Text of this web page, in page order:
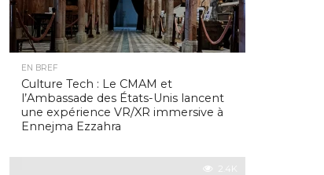
EN BREF
Culture Tech : Le CMAM et
l’Ambassade des États-Unis lancent
une expérience VR/XR immersive à
Ennejma Ezzahra
2.4K